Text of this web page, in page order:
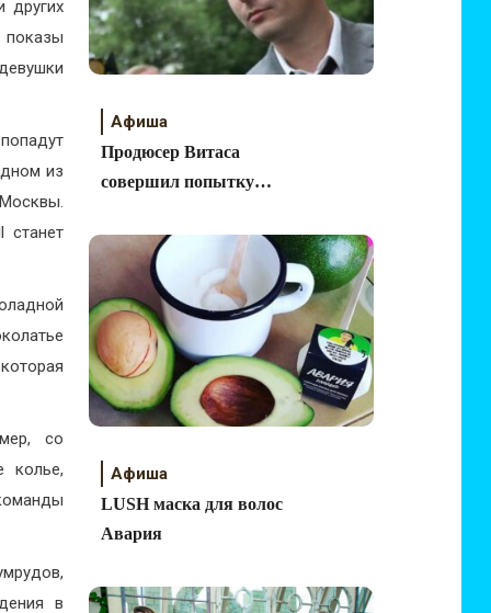
других
показы
из
станет
со
колье,
в
Афиша
Продюсер Витаса
совершил попытку
Афиша
LUSH маска для волос
Авария